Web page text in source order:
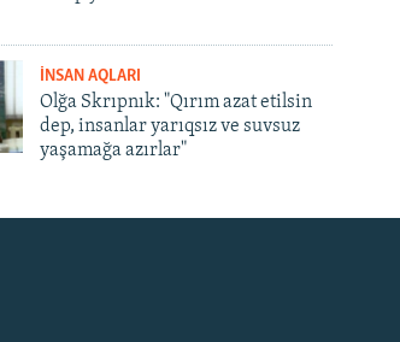
İNSAN AQLARI
Olğa Skrıpnık: "Qırım azat etilsin
dep, insanlar yarıqsız ve suvsuz
yaşamağa azırlar"